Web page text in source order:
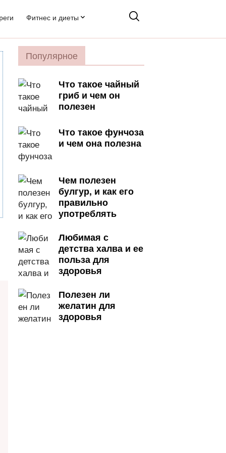
Фитнес и диеты
Популярное
Что такое чайный
гриб и чем он
полезен
Что такое фунчоза
и чем она полезна
Чем полезен
булгур, и как его
правильно
употреблять
Любимая с
детства халва и ее
польза для
здоровья
Полезен ли
желатин для
здоровья